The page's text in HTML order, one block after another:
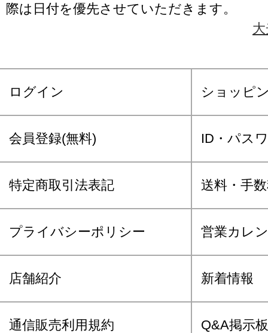
際は日付を優先させていただきます。
ログイン ショッピ
会員登録(無料) ID・パス
特定商取引法表記 送料・手
プライバシーポリシー 営業カレ
店舗紹介 新着情報
通信販売利用規約 Q&A掲示板